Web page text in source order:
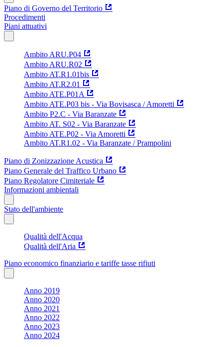
Piano di Governo del Territorio
Procedimenti
Piani attuativi
Ambito ARU.P04
Ambito ARU.R02
Ambito AT.R1.01bis
Ambito AT.R2.01
Ambito ATE.P01A
Ambito ATE.P03 bis - Via Bovisasca / Amoretti
Ambito P2.C - Via Baranzate
Ambito AT. S02 - Via Baranzate
Ambito ATE.P02 - Via Amoretti
Ambito AT.R1.02 - Via Baranzate / Prampolini
Piano di Zonizzazione Acustica
Piano Generale del Traffico Urbano
Piano Regolatore Cimiteriale
Informazioni ambientali
Stato dell'ambiente
Qualità dell'Acqua
Qualità dell'Aria
Piano economico finanziario e tariffe tasse rifiuti
Anno 2019
Anno 2020
Anno 2021
Anno 2022
Anno 2023
Anno 2024